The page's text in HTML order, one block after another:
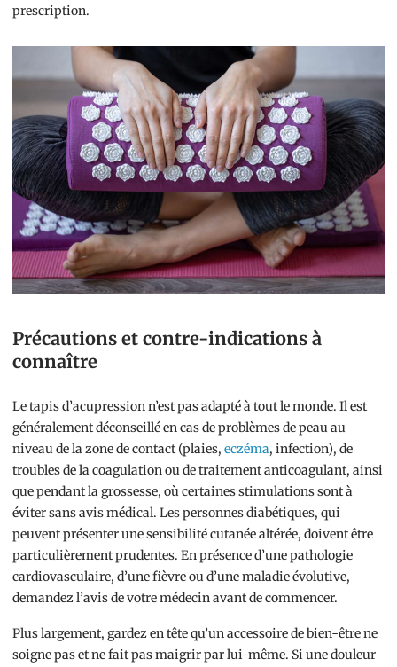
prescription.
Précautions et contre-indications à
connaître
Le tapis d’acupression n’est pas adapté à tout le monde. Il est
généralement déconseillé en cas de problèmes de peau au
niveau de la zone de contact (plaies, eczéma, infection), de
troubles de la coagulation ou de traitement anticoagulant, ainsi
que pendant la grossesse, où certaines stimulations sont à
éviter sans avis médical. Les personnes diabétiques, qui
peuvent présenter une sensibilité cutanée altérée, doivent être
particulièrement prudentes. En présence d’une pathologie
cardiovasculaire, d’une fièvre ou d’une maladie évolutive,
demandez l’avis de votre médecin avant de commencer.
Plus largement, gardez en tête qu’un accessoire de bien-être ne
soigne pas et ne fait pas maigrir par lui-même. Si une douleur